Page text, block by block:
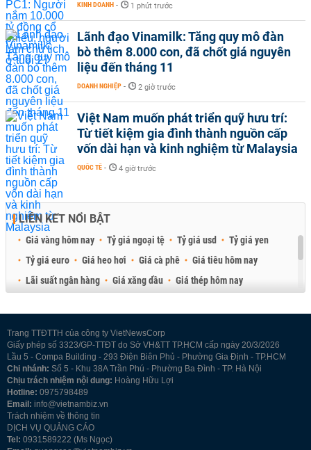
KINH DOANH - 1 phút trước
Lãnh đạo Vinamilk: Tăng quy mô đàn
bò thêm 8.000 con, đã chốt giá nguyên
liệu đến tháng 11
DOANH NGHIỆP - 2 giờ trước
Việt Nam muốn phát triển quỹ hưu trí:
Từ tiết kiệm gia đình thành nguồn cấp
vốn dài hạn và kinh nghiệm từ Malaysia
QUỐC TẾ - 4 giờ trước
LIÊN KẾT NỔI BẬT
Giá vàng hôm nay Tỷ giá ngoại tệ Tỷ giá usd
Tỷ giá yen
Tỷ giá euro
Giá heo hơi Giá cà phê
Giá tiêu hôm nay
Lãi suất ngân hàng
Giá xăng dầu
Giá thép hôm nay
Trang TTĐTTH của công ty VietNewsCorp
Giấy phép số 3323/GP-TTĐT do Sở VH&TT TP.HCM cấp ngày 20/3/2026
Lầu 5 - Compa Building - 293 Điện Biên Phủ - Phường Gia Định - TP.HCM
Chi nhánh: Số 5 - Khu 38A Trần Phú - Phường Ba Đình - TP. Hà Nội
Chịu trách nhiệm nội dung: Hoàng Hữu Lợi
Hotline: 0975798489
Email: info@vietnambiz.vn
Trách nhiệm về thông tin
DỊCH VỤ QUẢNG CÁO
Tel: 0931589222 (Ms Ngọc)